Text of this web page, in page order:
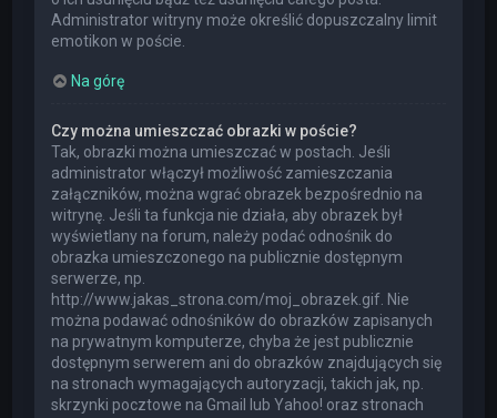
Administrator witryny może określić dopuszczalny limit
emotikon w poście.
Na górę
Czy można umieszczać obrazki w poście?
Tak, obrazki można umieszczać w postach. Jeśli
administrator włączył możliwość zamieszczania
załączników, można wgrać obrazek bezpośrednio na
witrynę. Jeśli ta funkcja nie działa, aby obrazek był
wyświetlany na forum, należy podać odnośnik do
obrazka umieszczonego na publicznie dostępnym
serwerze, np.
http://www.jakas_strona.com/moj_obrazek.gif. Nie
można podawać odnośników do obrazków zapisanych
na prywatnym komputerze, chyba że jest publicznie
dostępnym serwerem ani do obrazków znajdujących się
na stronach wymagających autoryzacji, takich jak, np.
skrzynki pocztowe na Gmail lub Yahoo! oraz stronach